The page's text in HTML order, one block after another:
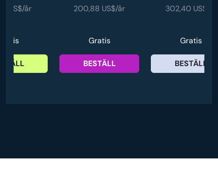
US$/år
200,88 US$/år 302,40 US$/år
Gratis Gratis
BESTÄLL BESTÄLL